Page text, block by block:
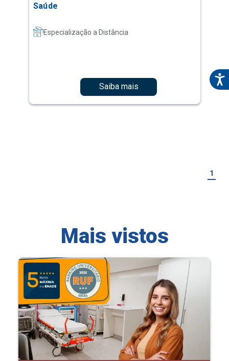
Saúde
Especialização a Distância
Saiba mais
1
Mais vistos